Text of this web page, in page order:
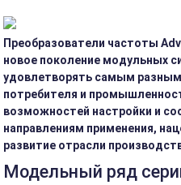
Преобразователи частоты
новое поколение модульных
удовлетворять самым
потребителя и
возможностей настройки и
направлениям применения,
развитие отрасли
Модельный ряд